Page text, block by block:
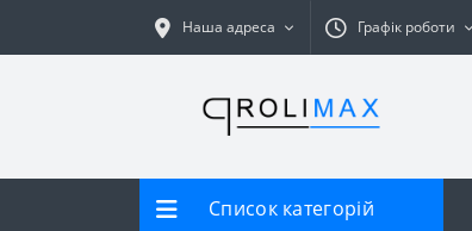
Наша адреса Графік роботи
Список категорій